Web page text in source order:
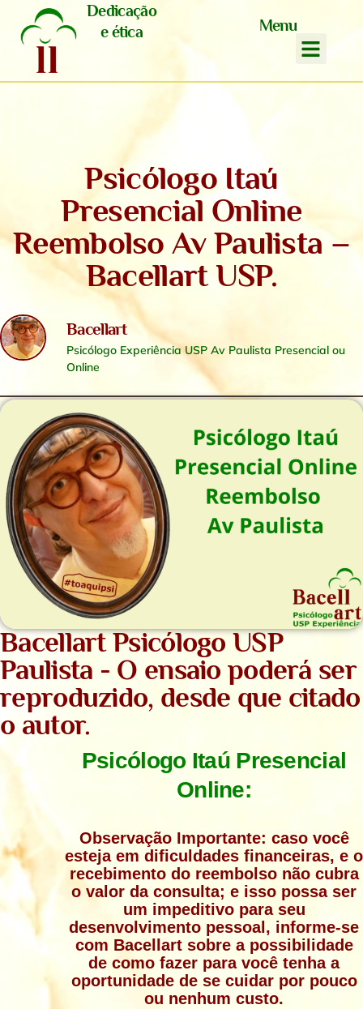
Dedicação
e ética
Menu
Psicólogo Itaú
Presencial Online
Reembolso Av Paulista –
Bacellart USP.
Bacellart
Psicólogo Experiência USP Av Paulista Presencial ou
Online
Bacellart Psicólogo USP
Paulista - O ensaio poderá ser
reproduzido, desde que citado
o autor.
Psicólogo Itaú Presencial
Online:
Observação Importante: caso você
esteja em dificuldades financeiras, e o
recebimento do reembolso não cubra
o valor da consulta; e isso possa ser
um impeditivo para seu
desenvolvimento pessoal, informe-se
com Bacellart sobre a possibilidade
de como fazer para você tenha a
oportunidade de se cuidar por pouco
ou nenhum custo.